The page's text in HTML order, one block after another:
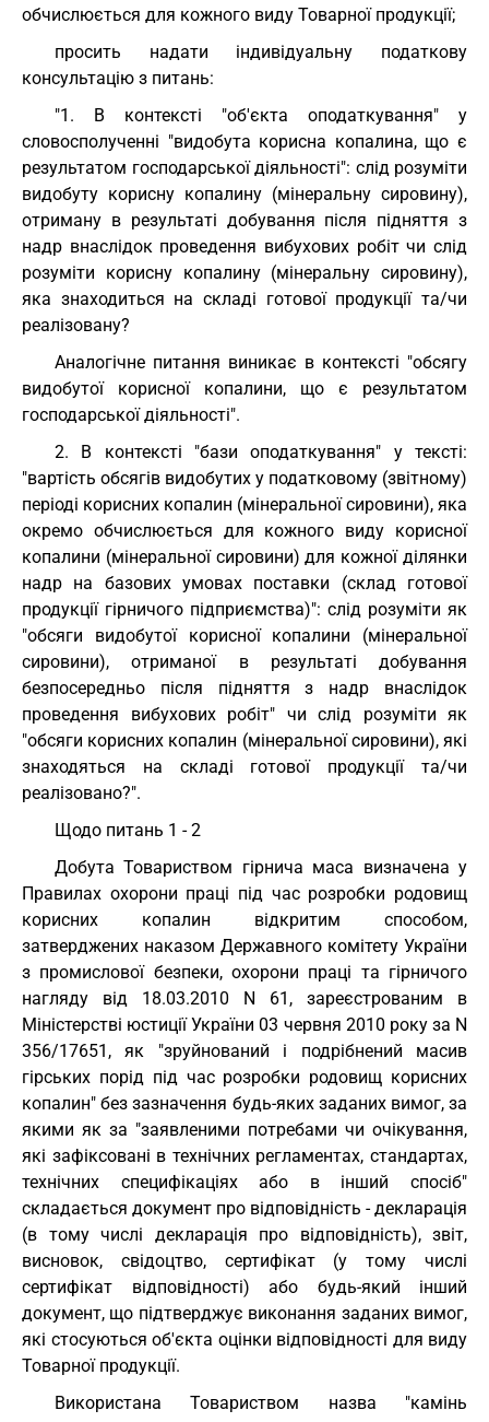
обчислюється для кожного виду Товарної продукції;
просить надати індивідуальну податкову
консультацію з питань:
"1. В контексті "об'єкта оподаткування" у
словосполученні "видобута корисна копалина, що є
результатом господарської діяльності": слід розуміти
видобуту корисну копалину (мінеральну сировину),
отриману в результаті добування після підняття з
надр внаслідок проведення вибухових робіт чи слід
розуміти корисну копалину (мінеральну сировину),
яка знаходиться на складі готової продукції та/чи
реалізовану?
Аналогічне питання виникає в контексті "обсягу
видобутої корисної копалини, що є результатом
господарської діяльності".
2. В контексті "бази оподаткування" у тексті:
"вартість обсягів видобутих у податковому (звітному)
періоді корисних копалин (мінеральної сировини), яка
окремо обчислюється для кожного виду корисної
копалини (мінеральної сировини) для кожної ділянки
надр на базових умовах поставки (склад готової
продукції гірничого підприємства)": слід розуміти як
"обсяги видобутої корисної копалини (мінеральної
сировини), отриманої в результаті добування
безпосередньо після підняття з надр внаслідок
проведення вибухових робіт" чи слід розуміти як
"обсяги корисних копалин (мінеральної сировини), які
знаходяться на складі готової продукції та/чи
реалізовано?".
Щодо питань 1 - 2
Добута Товариством гірнича маса визначена у
Правилах охорони праці під час розробки родовищ
корисних копалин відкритим способом,
затверджених наказом Державного комітету України
з промислової безпеки, охорони праці та гірничого
нагляду від 18.03.2010 N 61, зареєстрованим в
Міністерстві юстиції України 03 червня 2010 року за N
356/17651, як "зруйнований і подрібнений масив
гірських порід під час розробки родовищ корисних
копалин" без зазначення будь-яких заданих вимог, за
якими як за "заявленими потребами чи очікування,
які зафіксовані в технічних регламентах, стандартах,
технічних специфікаціях або в інший спосіб"
складається документ про відповідність - декларація
(в тому числі декларація про відповідність), звіт,
висновок, свідоцтво, сертифікат (у тому числі
сертифікат відповідності) або будь-який інший
документ, що підтверджує виконання заданих вимог,
які стосуються об'єкта оцінки відповідності для виду
Товарної продукції.
Використана Товариством назва "камінь